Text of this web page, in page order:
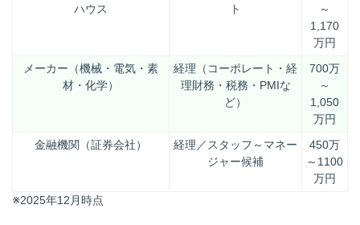
ハウス
ト
～
1,170
万円
メーカー（機械・電気・素
材・化学）
経理（コーポレート・経
理財務・税務・PMIな
ど）
700万
～
1,050
万円
金融機関（証券会社）
経理／スタッフ～マネー
ジャー候補
450万
～1100
万円
※2025年12月時点